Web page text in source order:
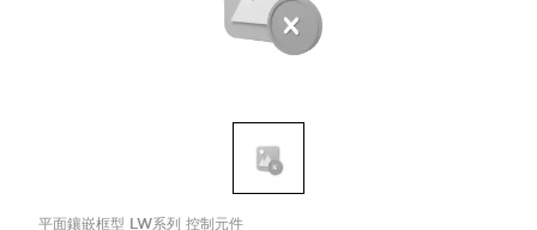
平面鑲嵌框型 LW系列 控制元件